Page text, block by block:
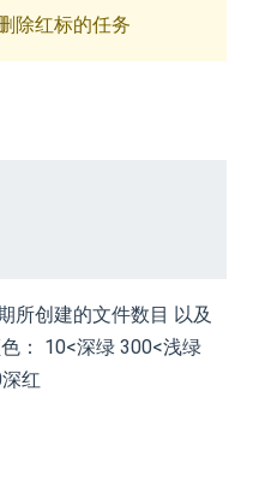
除红标的任务
所创建的文件数目 以及
： 10<深绿 300<浅绿
红